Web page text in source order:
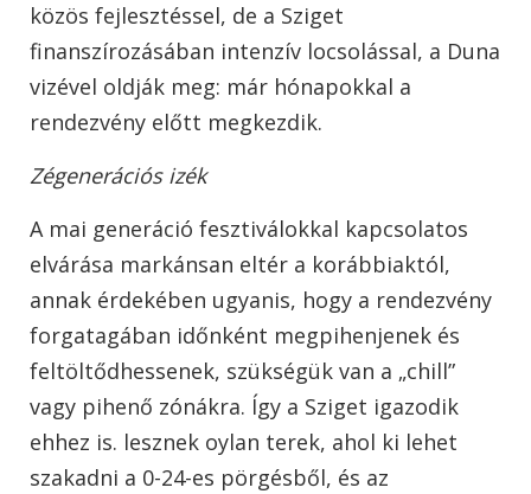
közös fejlesztéssel, de a Sziget
finanszírozásában intenzív locsolással, a Duna
vizével oldják meg: már hónapokkal a
rendezvény előtt megkezdik.
Zégenerációs izék
A mai generáció fesztiválokkal kapcsolatos
elvárása markánsan eltér a korábbiaktól,
annak érdekében ugyanis, hogy a rendezvény
forgatagában időnként megpihenjenek és
feltöltődhessenek, szükségük van a „chill”
vagy pihenő zónákra. Így a Sziget igazodik
ehhez is. lesznek oylan terek, ahol ki lehet
szakadni a 0-24-es pörgésből, és az